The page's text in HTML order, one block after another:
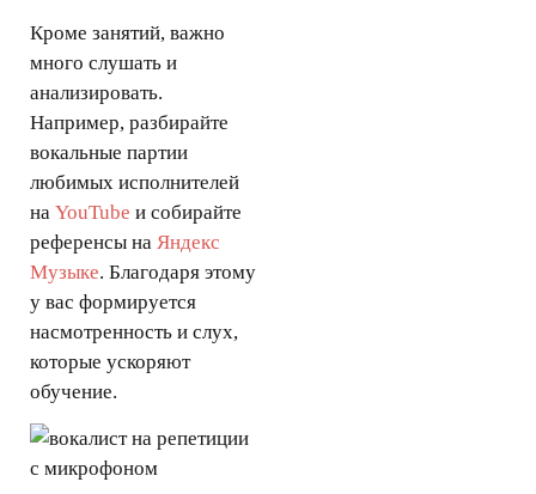
Кроме занятий, важно
много слушать и
анализировать.
Например, разбирайте
вокальные партии
любимых исполнителей
на YouTube и собирайте
референсы на Яндекс
Музыке. Благодаря этому
у вас формируется
насмотренность и слух,
которые ускоряют
обучение.